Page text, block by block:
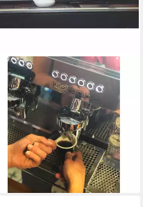
BOSCH
4x Entkalkertabletten von
Bosch Siemens
NeffEntkalkung von
Kaffeevolla Entkalker
37,84 €
(87,59 €/ 1 kg)
lieferbar - in 3-4 Werktagen bei dir